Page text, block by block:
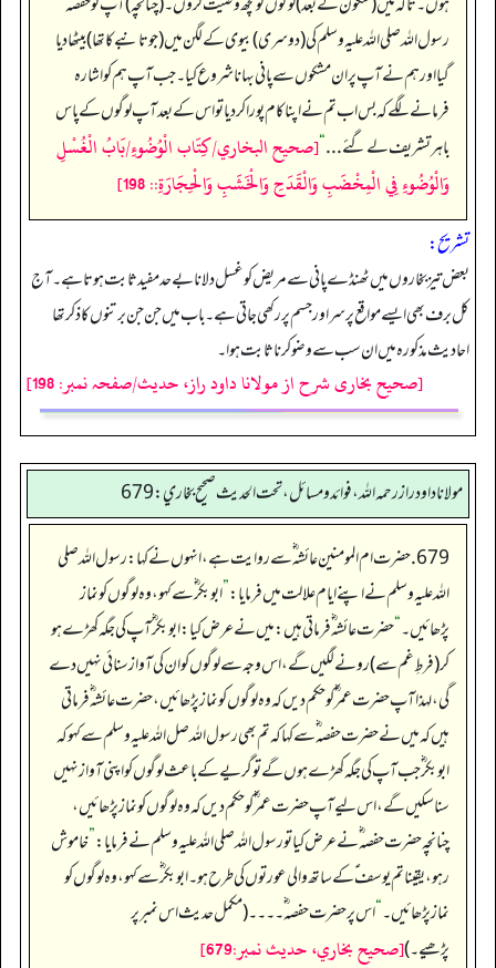
رسول اللہ صلی اللہ علیہ وسلم کی (دوسری) بیوی کے لگن میں (جو تانبے کا تھا) بیٹھا دیا
گیا اور ہم نے آپ پر ان مشکوں سے پانی بہانا شروع کیا۔ جب آپ ہم کو اشارہ
فرمانے لگے کہ بس اب تم نے اپنا کام پورا کر دیا تو اس کے بعد آپ لوگوں کے پاس
باہر تشریف لے گئے . . .“[صحيح البخاري/كِتَاب الْوُضُوءِ/بَابُ الْغُسْلِ
وَالْوُضُوءِ فِي الْمِخْضَبِ وَالْقَدَحِ وَالْخَشَبِ وَالْحِجَارَةِ:: 198]
تشریح:
بعض تیز بخاروں میں ٹھنڈے پانی سے مریض کو غسل دلانا بےحد مفید ثابت ہوتا ہے۔ آج
کل برف بھی ایسے مواقع پر سر اور جسم پر رکھی جاتی ہے۔ باب میں جن جن برتنوں کا ذکر تھا
احادیث مذکورہ میں ان سب سے وضو کرنا ثابت ہوا۔
[صحیح بخاری شرح از مولانا داود راز، حدیث/صفحہ نمبر: 198]
مولانا داود راز رحمه الله، فوائد و مسائل، تحت الحديث صحيح بخاري: 679
679. حضرت ام المومنین عائشہ‬ ؓ س‬ے روایت ہے، انہوں نے کہا: رسول اللہ صلی
اللہ علیہ وسلم نے اپنے ایام علالت میں فرمایا:”ابوبکر ؓ سے کہو، وہ لوگوں کو نماز
پڑھائیں۔“حضرت عائشہ‬ ؓ ف‬رماتی ہیں: میں نے عرض کیا: ابوبکر ؓ آپ کی جگہ کھڑے ہو
کر (فرطِ غم سے) رونے لگیں گے، اس وجہ سے لوگوں کو ان کی آواز سنائی نہیں دے
گی، لہذا آپ حضرت عمر ؓ کو حکم دیں کہ وہ لوگوں کو نماز پڑھائیں، حضرت عائشہ‬ ؓ ف‬رماتی
ہیں کہ میں نے حضرت حفصہ‬ ؓ س‬ے کہا کہ تم بھی رسول اللہ صل اللہ علیہ وسلم سے کہو کہ
ابوبکر ؓ جب آپ کی جگہ کھڑے ہوں گے تو گریے کے باعث لوگوں کو اپنی آواز نہیں
سنا سکیں گے، اس لیے آپ حضرت عمر ؓ کو حکم دیں کہ وہ لوگوں کو نماز پڑھائیں،
چنانچہ حضرت حفصہ‬ ؓ ن‬ے عرض کیا تو رسول اللہ صلی اللہ علیہ وسلم نے فرمایا:”خاموش
رہو، یقینا تم یوسف ؑ کے ساتھ والی عورتوں کی طرح ہو۔ ابوبکر ؓ سے کہو، وہ لوگوں کو
نماز پڑھائیں۔“اس پر حضرت حفصہ‬ ؓ۔۔۔۔ (مکمل حدیث اس نمبر پر
پڑھیے۔)[صحيح بخاري، حديث نمبر:679]